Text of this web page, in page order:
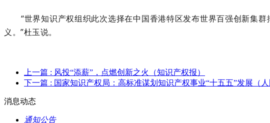
“世界知识产权组织此次选择在中国香港特区发布世界百强创新集
义。”杜玉说。
上一篇 : 风投“添薪”，点燃创新之火（知识产权报）
下一篇 : 国家知识产权局：高标准谋划知识产权事业“十五五”发展（人
消息动态
通知公告